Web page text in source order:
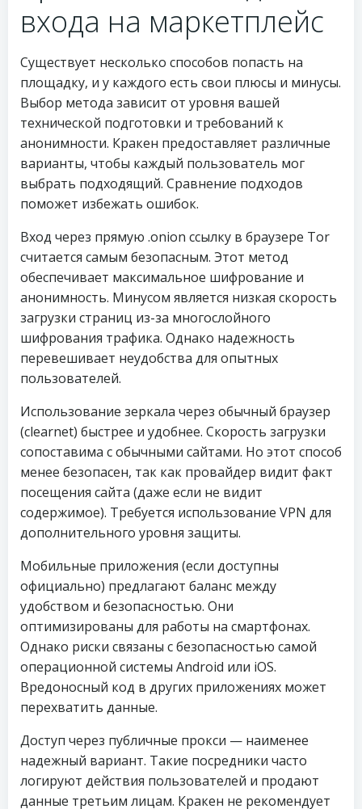
входа на маркетплейс
Существует несколько способов попасть на
площадку, и у каждого есть свои плюсы и минусы.
Выбор метода зависит от уровня вашей
технической подготовки и требований к
анонимности. Кракен предоставляет различные
варианты, чтобы каждый пользователь мог
выбрать подходящий. Сравнение подходов
поможет избежать ошибок.
Вход через прямую .onion ссылку в браузере Tor
считается самым безопасным. Этот метод
обеспечивает максимальное шифрование и
анонимность. Минусом является низкая скорость
загрузки страниц из-за многослойного
шифрования трафика. Однако надежность
перевешивает неудобства для опытных
пользователей.
Использование зеркала через обычный браузер
(clearnet) быстрее и удобнее. Скорость загрузки
сопоставима с обычными сайтами. Но этот способ
менее безопасен, так как провайдер видит факт
посещения сайта (даже если не видит
содержимое). Требуется использование VPN для
дополнительного уровня защиты.
Мобильные приложения (если доступны
официально) предлагают баланс между
удобством и безопасностью. Они
оптимизированы для работы на смартфонах.
Однако риски связаны с безопасностью самой
операционной системы Android или iOS.
Вредоносный код в других приложениях может
перехватить данные.
Доступ через публичные прокси — наименее
надежный вариант. Такие посредники часто
логируют действия пользователей и продают
данные третьим лицам. Кракен не рекомендует